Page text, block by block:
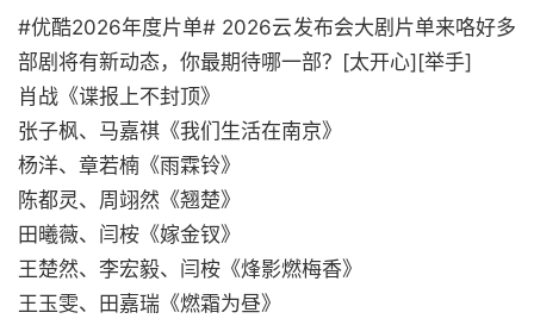
#优酷2026年度片单# 2026云发布会大剧片单来咯好多
部剧将有新动态，你最期待哪一部？[太开心][举手]
肖战《谍报上不封顶》
张子枫、马嘉祺《我们生活在南京》
杨洋、章若楠《雨霖铃》
陈都灵、周翊然《翘楚》
田曦薇、闫桉《嫁金钗》
王楚然、李宏毅、闫桉《烽影燃梅香》
王玉雯、田嘉瑞《燃霜为昼》